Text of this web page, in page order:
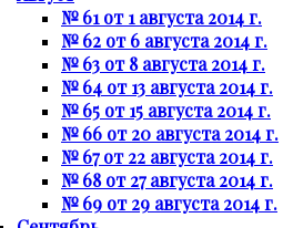
№ 61 от 1 августа 2014 г.
№ 62 от 6 августа 2014 г.
№ 63 от 8 августа 2014 г.
№ 64 от 13 августа 2014 г.
№ 65 от 15 августа 2014 г.
№ 66 от 20 августа 2014 г.
№ 67 от 22 августа 2014 г.
№ 68 от 27 августа 2014 г.
№ 69 от 29 августа 2014 г.